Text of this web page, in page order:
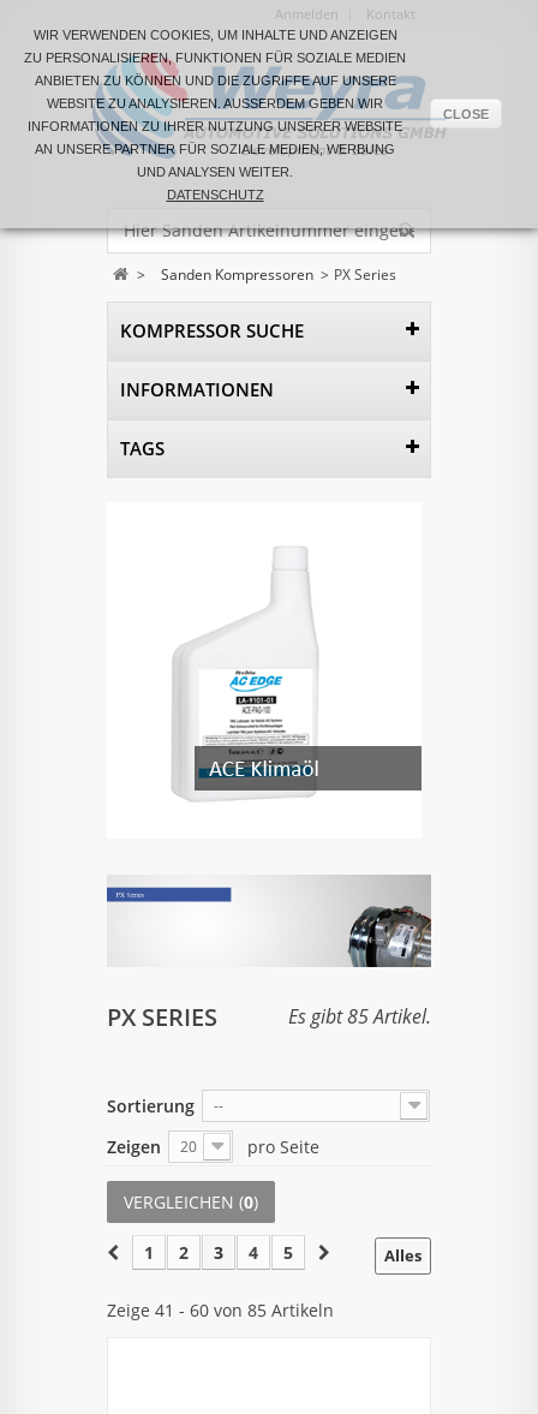
Kontakt
Anmelden
> Sanden Kompressoren > PX Series
KOMPRESSOR SUCHE
INFORMATIONEN
TAGS
PX SERIES Es gibt 85 Artikel.
Sortierung --
Zeigen 20 pro Seite
VERGLEICHEN (0)
Alles
1 2 3 4 5
Zeige 41 - 60 von 85 Artikeln
WIR VERWENDEN COOKIES, UM INHALTE UND ANZEIGEN
ZU PERSONALISIEREN, FUNKTIONEN FÜR SOZIALE MEDIEN
ANBIETEN ZU KÖNNEN UND DIE ZUGRIFFE AUF UNSERE
WEBSITE ZU ANALYSIEREN. AUSSERDEM GEBEN WIR I
NFORMATIONEN ZU IHRER NUTZUNG UNSERER WEBSITE A
N UNSERE PARTNER FÜR SOZIALE MEDIEN, WERBUNG U
ND ANALYSEN WEITER.
DATENSCHUTZ
CLOSE